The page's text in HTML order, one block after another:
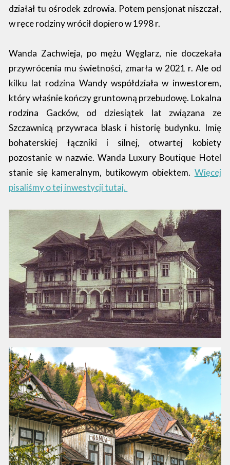
działał tu ośrodek zdrowia. Potem pensjonat niszczał,
w ręce rodziny wrócił dopiero w 1998 r.
Wanda Zachwieja, po mężu Węglarz, nie doczekała
przywrócenia mu świetności, zmarła w 2021 r. Ale od
kilku lat rodzina Wandy współdziała w inwestorem,
który właśnie kończy gruntowną przebudowę. Lokalna
rodzina Gacków, od dziesiątek lat związana ze
Szczawnicą przywraca blask i historię budynku. Imię
bohaterskiej łączniki i silnej, otwartej kobiety
pozostanie w nazwie. Wanda Luxury Boutique Hotel
stanie się kameralnym, butikowym obiektem. Więcej
pisaliśmy o tej inwestycji tutaj.